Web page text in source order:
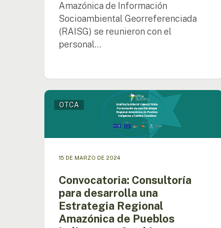
Amazónica de Información
Socioambiental Georreferenciada
(RAISG) se reunieron con el
personal…
Convocatoria:
Consultoría
una
Regional
Pueblos
Indígenas
Cambio
OTCA
15 DE MARZO DE 2024
Convocatoria: Consultoría
para desarrolla una
Estrategia Regional
Amazónica de Pueblos